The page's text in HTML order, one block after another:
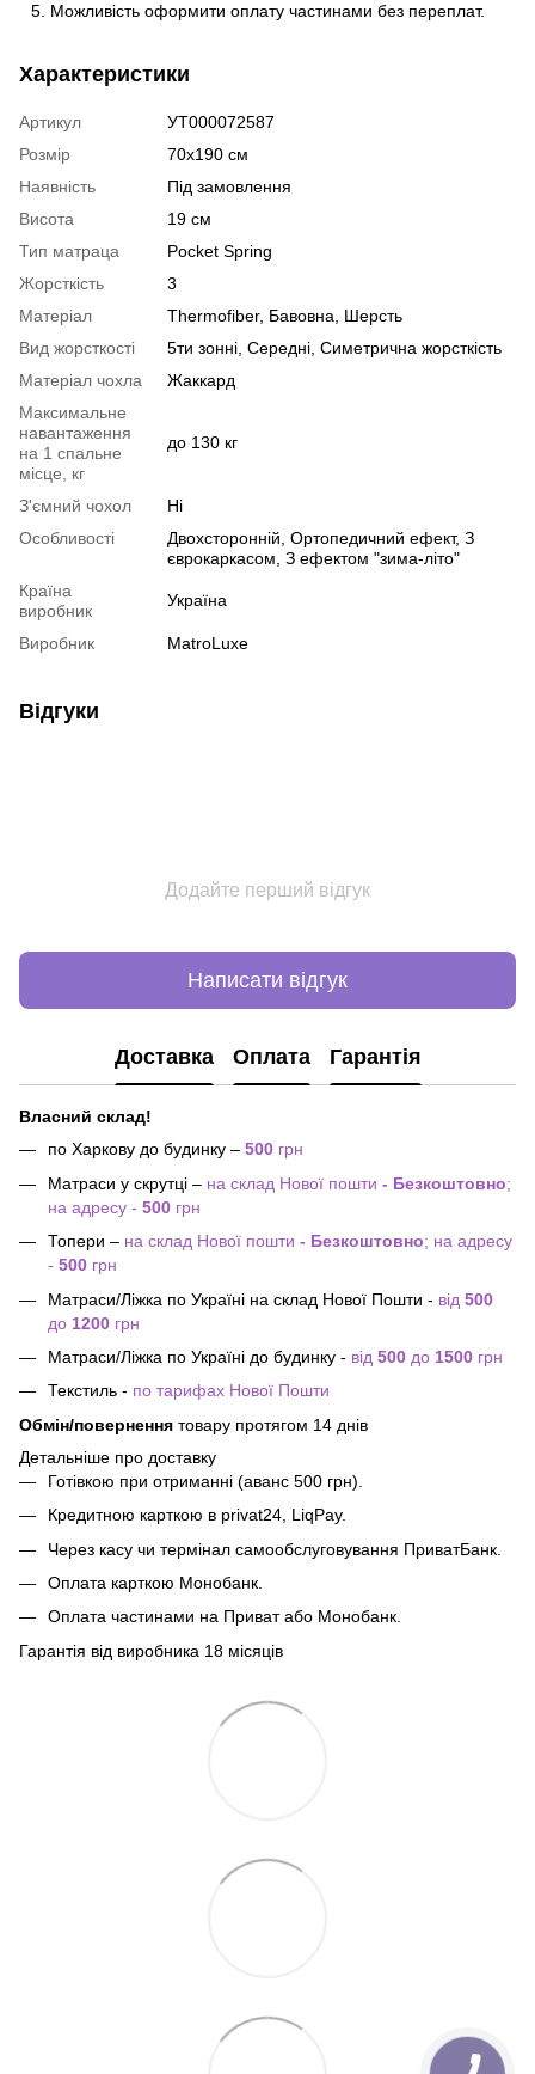
Можливість оформити оплату частинами без переплат.
Характеристики
Артикул
УТ000072587
Розмір
70х190 см
Наявність
Під замовлення
Висота
19 см
Тип матраца
Pocket Spring
Жорсткість
3
Матеріал
Thermofiber, Бавовна, Шерсть
Вид жорсткості
5ти зонні, Середні, Симетрична жорсткість
Матеріал чохла
Жаккард
Максимальне
навантаження
на 1 спальне
місце, кг
до 130 кг
З'ємний чохол
Ні
Особливості
Двохсторонній, Ортопедичний ефект, З
єврокаркасом, З ефектом "зима-літо"
Країна
виробник
Україна
Виробник MatroLuxe
Відгуки
Додайте перший відгук
Написати відгук
Доставка Оплата Гарантія
Власний склад!
по Харкову до будинку – 500 грн
Матраси у скрутці – на склад Нової пошти - Безкоштовно;
на адресу - 500 грн
Топери – на склад Нової пошти - Безкоштовно; на адресу
- 500 грн
Матраси/Ліжка по Україні на склад Нової Пошти - від 500
до 1200 грн
Матраси/Ліжка по Україні до будинку - від 500 до 1500 грн
Текстиль - по тарифах Нової Пошти
Обмін/повернення товару протягом 14 днів
Детальніше про доставку
Готівкою при отриманні (аванс 500 грн).
Кредитною карткою в privat24, LiqPay.
Через касу чи термінал самообслуговування ПриватБанк.
Оплата карткою Монобанк.
Оплата частинами на Приват або Монобанк.
Гарантія від виробника 18 місяців